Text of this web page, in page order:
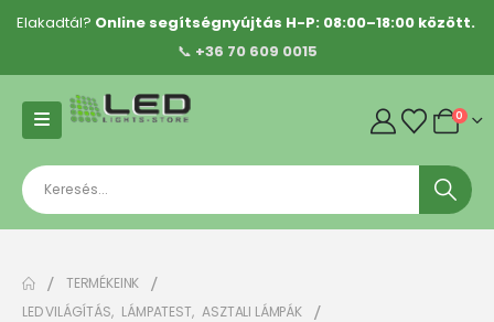
Elakadtál? Online segítségnyújtás H-P: 08:00–18:00 között.
📞 +36 70 609 0015
0
TERMÉKEINK
LED VILÁGÍTÁS, LÁMPATEST, ASZTALI LÁMPÁK